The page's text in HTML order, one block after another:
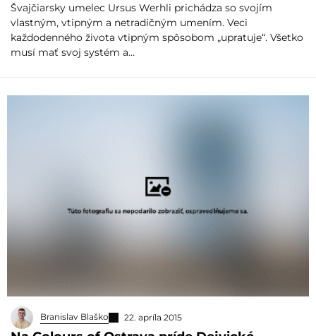
Švajčiarsky umelec Ursus Werhli prichádza so svojím
vlastným, vtipným a netradičným umením. Veci
každodenného života vtipným spôsobom „upratuje“. Všetko
musí mať svoj systém a…
Branislav Blaško 22. apríla 2015